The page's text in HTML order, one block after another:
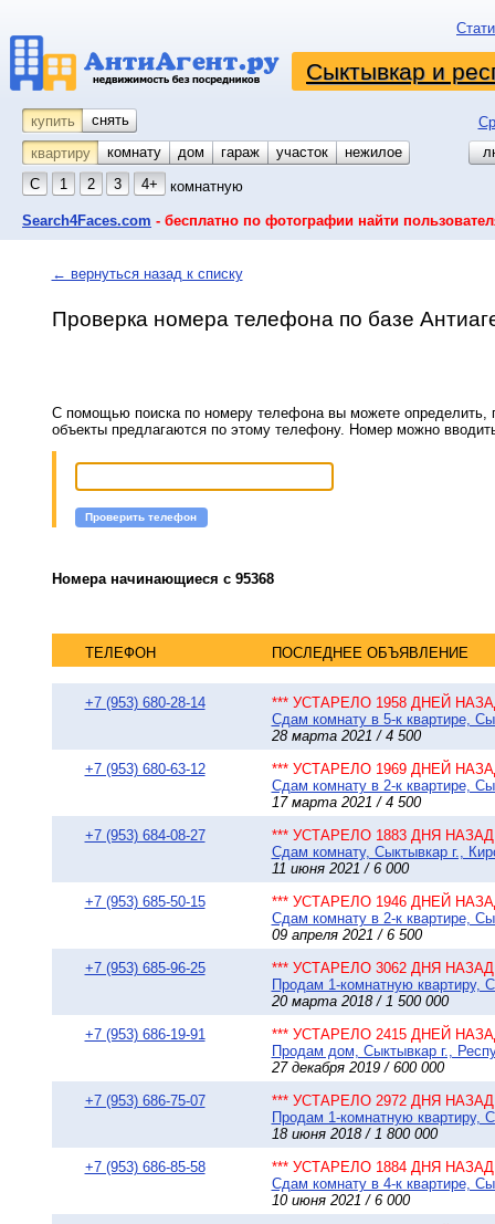
Сыктывкар и
купить снять
квартиру
комнату койко-место
дом гараж участок
нежилое
С
1 2 3 4+ комнатную
Search4Faces.com - бесплатно по фотографии найти
← вернуться назад к списку
Проверка номера телефона по базе
С помощью поиска по номеру телефона вы можете определить,
объекты предлагаются по этому телефону. Номер можно
Проверить телефон
Номера начинающиеся с 95368
ТЕЛЕФОН ПОСЛЕДНЕЕ ОБЪЯВЛЕНИЕ
+7 (953) 680-28-14
*** УСТАРЕЛО 1958 ДНЕЙ
Сдам комнату в 5-к квартире,
28 марта 2021 / 4 500
+7 (953) 680-63-12
*** УСТАРЕЛО 1969 ДНЕЙ
Сдам комнату в 2-к квартире,
17 марта 2021 / 4 500
+7 (953) 684-08-27
*** УСТАРЕЛО 1883 ДНЯ НАЗАД
Сдам комнату, Сыктывкар г.,
11 июня 2021 / 6 000
+7 (953) 685-50-15
*** УСТАРЕЛО 1946 ДНЕЙ
Сдам комнату в 2-к квартире,
09 апреля 2021 / 6 500
+7 (953) 685-96-25
*** УСТАРЕЛО 3062 ДНЯ НАЗАД
Продам 1-комнатную квартиру,
20 марта 2018 / 1 500 000
+7 (953) 686-19-91
*** УСТАРЕЛО 2415 ДНЕЙ
Продам дом, Сыктывкар г.,
27 декабря 2019 / 600 000
+7 (953) 686-75-07
*** УСТАРЕЛО 2972 ДНЯ НАЗАД
Продам 1-комнатную квартиру,
18 июня 2018 / 1 800 000
+7 (953) 686-85-58
*** УСТАРЕЛО 1884 ДНЯ НАЗАД
Сдам комнату в 4-к квартире,
10 июня 2021 / 6 000